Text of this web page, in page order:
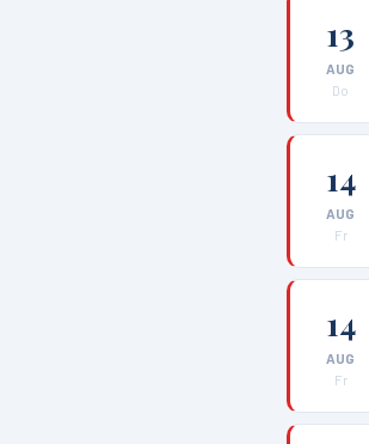
13
AUG
Do
14
AUG
Fr
14
AUG
Fr